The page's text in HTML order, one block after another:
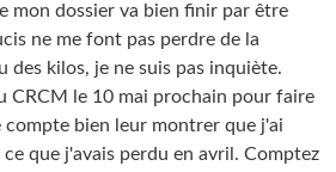
mon dossier va bien finir par être
ne me font pas perdre de la
des kilos, je ne suis pas inquiète.
CRCM le 10 mai prochain pour faire
compte bien leur montrer que j'ai
que j'avais perdu en avril. Comptez